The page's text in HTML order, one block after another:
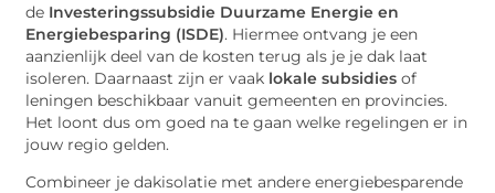
de Investeringssubsidie Duurzame Energie en
Energiebesparing (ISDE). Hiermee ontvang je een
aanzienlijk deel van de kosten terug als je je dak laat
isoleren. Daarnaast zijn er vaak lokale subsidies of
leningen beschikbaar vanuit gemeenten en provincies.
Het loont dus om goed na te gaan welke regelingen er in
jouw regio gelden.
Combineer je dakisolatie met andere energiebesparende